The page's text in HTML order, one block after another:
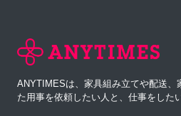
ANYTIMESは、家具組み立てや配送、
た用事を依頼したい人と、仕事をした